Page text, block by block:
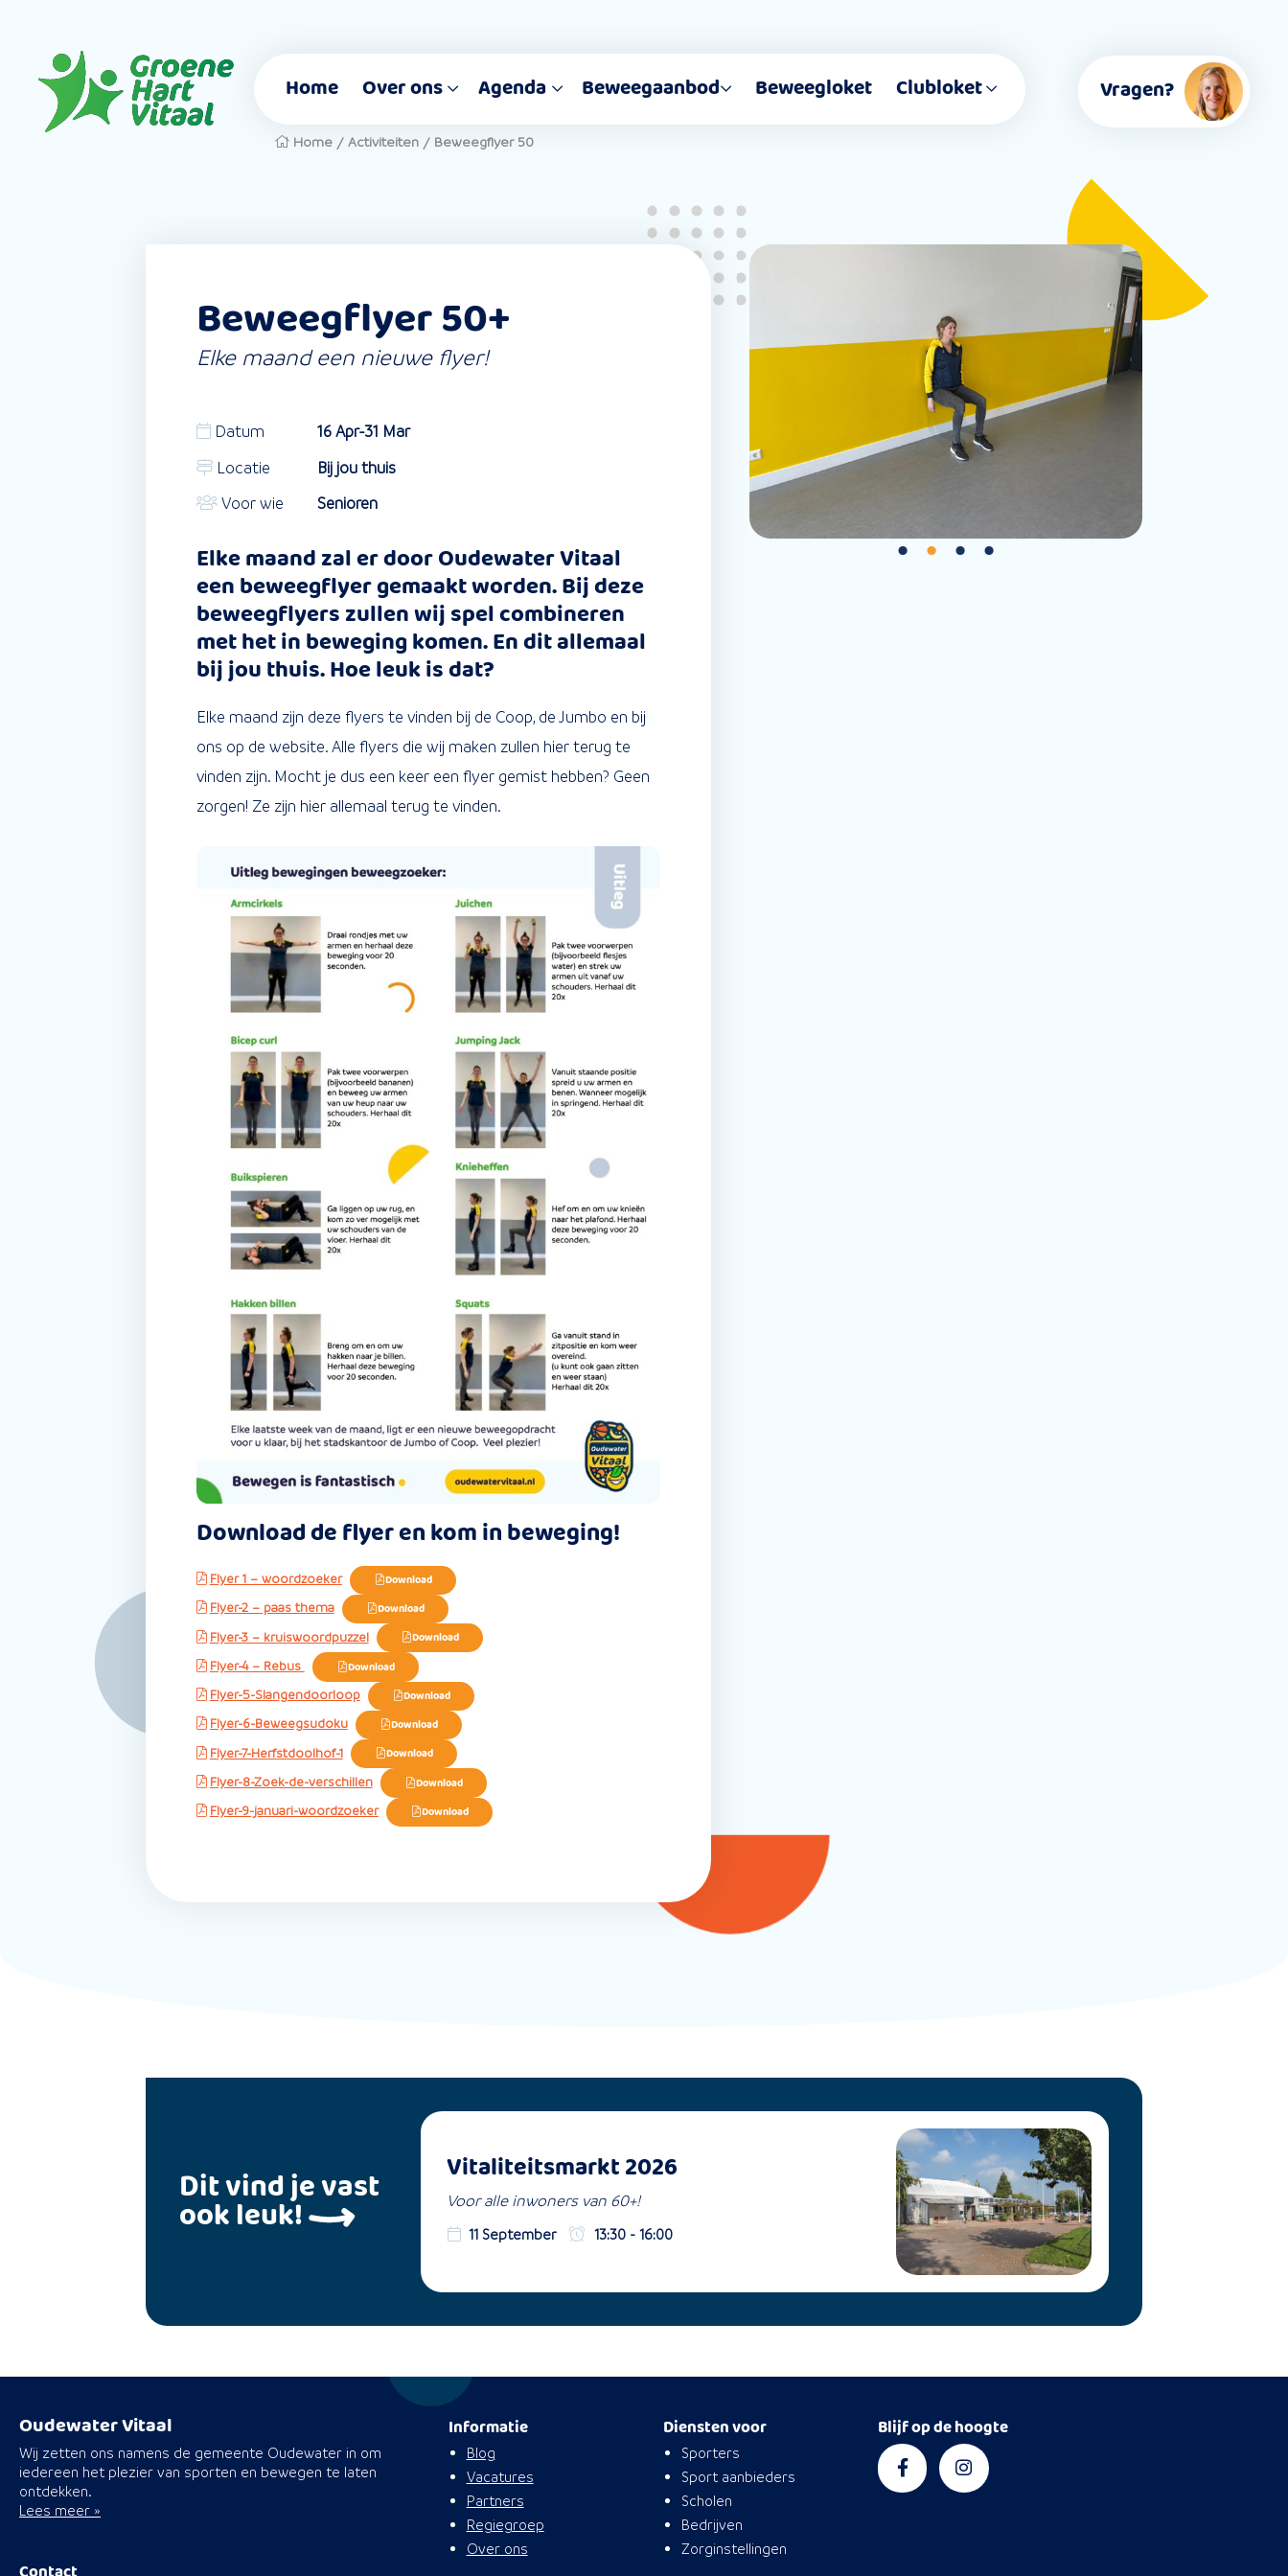
Home Over ons Agenda Beweegaanbod Beweegloket Clubloket
Home/ Activiteiten/ Beweegflyer 50
Vragen?
Beweegflyer 50+
Elke maand een nieuwe flyer!
Datum
16 Apr-31 Mar
Locatie
Bij jou thuis
Voor wie
Senioren
Elke maand zal er door Oudewater Vitaal
een beweegflyer gemaakt worden. Bij deze
beweegflyers zullen wij spel combineren
met het in beweging komen. En dit allemaal
bij jou thuis. Hoe leuk is dat?
Elke maand zijn deze flyers te vinden bij de Coop, de Jumbo en bij
ons op de website. Alle flyers die wij maken zullen hier terug te
vinden zijn. Mocht je dus een keer een flyer gemist hebben? Geen
zorgen! Ze zijn hier allemaal terug te vinden.
Download de flyer en kom in beweging!
Flyer 1 – woordzoeker Download
Flyer-2 – paas thema Download
Flyer-3 – kruiswoordpuzzel Download
Flyer-4 – Rebus Download
Flyer-5-Slangendoorloop Download
Flyer-6-Beweegsudoku Download
Flyer-7-Herfstdoolhof-1 Download
Flyer-8-Zoek-de-verschillen Download
Flyer-9-januari-woordzoeker Download
Dit vind je vast
ook leuk!
Dit vind je vast
ook leuk!
Vitaliteitsmarkt 2026
Voor alle inwoners van 60+!
11 September 13:30 - 16:00
Oudewater Vitaal
Wij zetten ons namens de gemeente Oudewater in om
iedereen het plezier van sporten en bewegen te laten
ontdekken.
Lees meer »
Informatie
Blog
Vacatures
Partners
Regiegroep
Over ons
Diensten voor
Sporters
Sport aanbieders
Scholen
Bedrijven
Zorginstellingen
Blijf op de hoogte